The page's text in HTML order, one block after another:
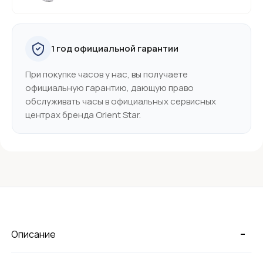
1 год официальной гарантии
При покупке часов у нас, вы получаете
официальную гарантию, дающую право
обслуживать часы в официальных сервисных
центрах бренда Orient Star.
-
Описание